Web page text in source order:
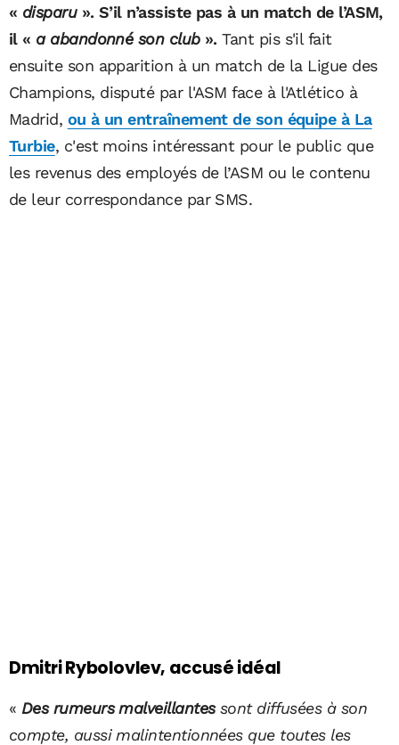
« disparu». S’il n’assiste pas à un match de l’ASM,
il « a abandonné son club». Tant pis s'il fait
ensuite son apparition à un match de la Ligue des
Champions, disputé par l'ASM face à l'Atlético à
Madrid, ou à un entraînement de son équipe à La
Turbie, c'est moins intéressant pour le public que
les revenus des employés de l’ASM ou le contenu
de leur correspondance par SMS.
Dmitri Rybolovlev, accusé idéal
« Des rumeurs malveillantessont diffusées à son
compte, aussi malintentionnées que toutes les